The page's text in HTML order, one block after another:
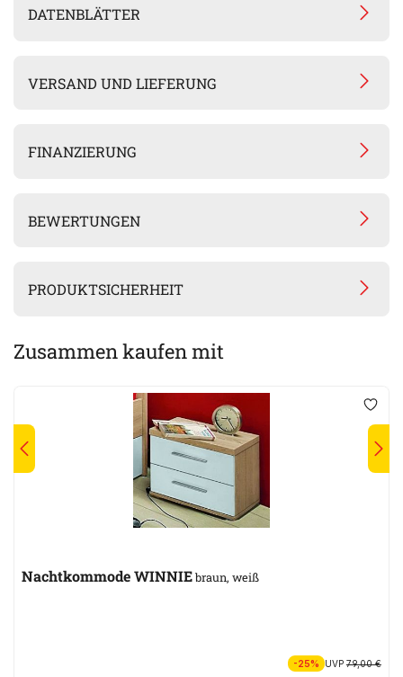
DATENBLÄTTER
VERSAND UND LIEFERUNG
FINANZIERUNG
BEWERTUNGEN
PRODUKTSICHERHEIT
Zusammen kaufen mit
Nachtkommode WINNIEbraun, weiß
-25% UVP79,00 €